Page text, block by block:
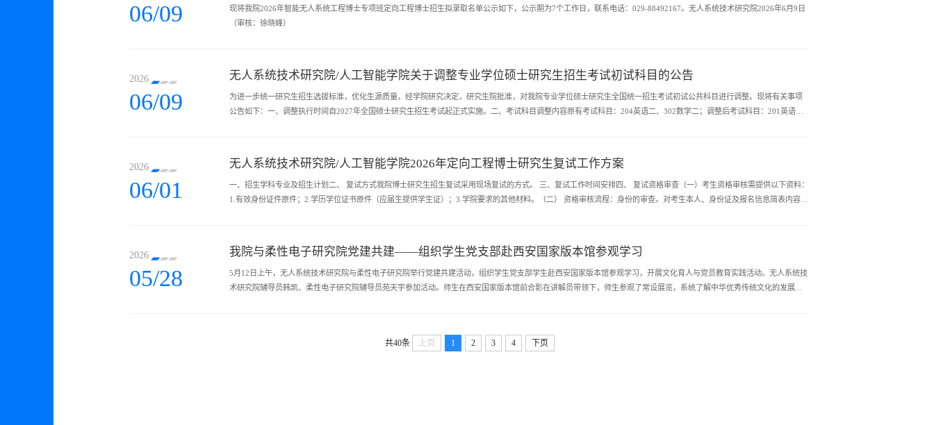
06/09
现将我院2026年智能无人系统工程博士专项班定向工程博士招生拟录取名单公示如下，公示期为7个工作日，联系电话：029-88492167。无人系统技术研究院2026年6月9日
（审核：徐晓峰）
2026
06/09
无人系统技术研究院/人工智能学院关于调整专业学位硕士研究生招生考试初试科目的公告
为进一步统一研究生招生选拔标准，优化生源质量，经学院研究决定，研究生院批准，对我院专业学位硕士研究生全国统一招生考试初试公共科目进行调整。现将有关事项
公告如下：一、调整执行时间自2027年全国硕士研究生招生考试起正式实施。二、考试科目调整内容原有考试科目：204英语二、302数学二；调整后考试科目：201英语
2026
06/01
无人系统技术研究院/人工智能学院2026年定向工程博士研究生复试工作方案
一、招生学科专业及招生计划二、 复试方式我院博士研究生招生复试采用现场复试的方式。 三、复试工作时间安排四、 复试资格审查（一）考生资格审核需提供以下资料：
1.有效身份证件原件；2.学历学位证书原件（应届生提供学生证）；3.学院要求的其他材料。（二） 资格审核流程：身份的审查。对考生本人、身份证及报名信息简表内容进
2026
05/28
我院与柔性电子研究院党建共建——组织学生党支部赴西安国家版本馆参观学习
5月12日上午，无人系统技术研究院与柔性电子研究院举行党建共建活动，组织学生党支部学生赴西安国家版本馆参观学习，开展文化育人与党员教育实践活动。无人系统技
术研究院辅导员韩凯、柔性电子研究院辅导员苑天宇参加活动。师生在西安国家版本馆前合影在讲解员带领下，师生参观了常设展览，系统了解中华优秀传统文化的发展脉
共40条 上页 1 2 3 4 下页